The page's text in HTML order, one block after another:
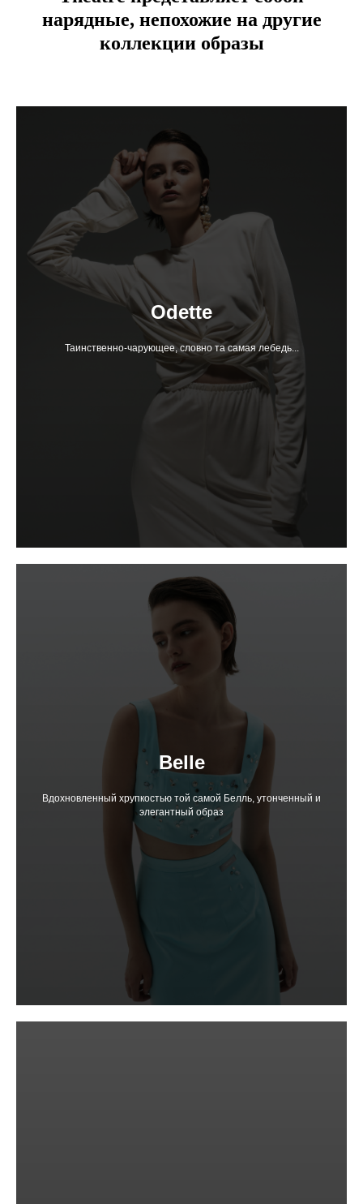
нарядные, непохожие на другие
коллекции образы
Odette
Таинственно-чарующее, словно та самая лебедь...
Belle
Вдохновленный хрупкостью той самой Белль, утонченный и
элегантный образ